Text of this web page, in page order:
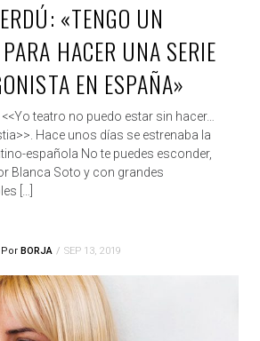
«TENGO UN
HACER UNA SERIE
EN ESPAÑA»
<<Yo teatro no puedo estar sin hacer…
Hace unos días se estrenaba la
española No te puedes esconder,
Blanca Soto y con grandes
[…]
Por BORJA SEP 13, 2019